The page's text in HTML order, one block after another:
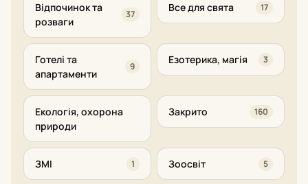
Відпочинок та
розваги
37
Все для свята 17
Готелі та
апартаменти
9
Езотерика, магія 3
Екологія, охорона
природи
Закрито 160
ЗМІ 1 Зоосвіт 5